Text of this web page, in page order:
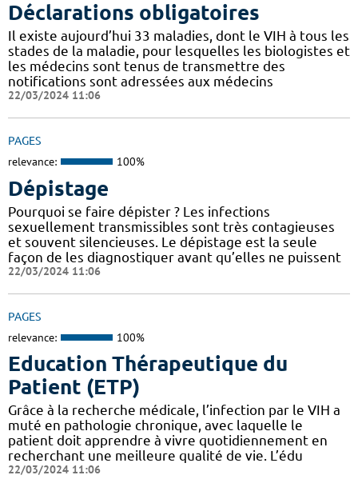
Déclarations obligatoires
Il existe aujourd’hui 33 maladies, dont le VIH à tous les
stades de la maladie, pour lesquelles les biologistes et
les médecins sont tenus de transmettre des
notifications sont adressées aux médecins
22/03/2024 11:06
PAGES
relevance: 100%
Dépistage
Pourquoi se faire dépister ? Les infections
sexuellement transmissibles sont très contagieuses
et souvent silencieuses. Le dépistage est la seule
façon de les diagnostiquer avant qu’elles ne puissent
22/03/2024 11:06
PAGES
relevance: 100%
Education Thérapeutique du
Patient (ETP)
Grâce à la recherche médicale, l’infection par le VIH a
muté en pathologie chronique, avec laquelle le
patient doit apprendre à vivre quotidiennement en
recherchant une meilleure qualité de vie. L’édu
22/03/2024 11:06